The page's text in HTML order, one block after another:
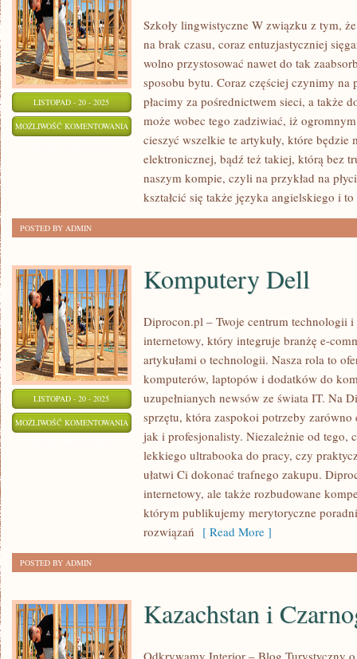
LISTOPAD - 20 - 2025
MOŻLIWOŚĆ KOMENTOWANIA SZKOŁY
JĘZYKOWE
Szkoły lingwistyczne W związku z tym,
na brak czasu, coraz entuzjastyczniej
wolno przystosować nawet do tak
sposobu bytu. Coraz częściej czynimy na
płacimy za pośrednictwem sieci, a także
może wobec tego zadziwiać, iż
cieszyć wszelkie te artykuły, które będzie
elektronicznej, bądź też takiej, którą bez
naszym kompie, czyli na przykład na
kształcić się także języka angielskiego i
POSTED BY ADMIN
LISTOPAD - 20 - 2025
MOŻLIWOŚĆ KOMENTOWANIA KOMPUTERY
DELL
Komputery Dell
Diprocon.pl – Twoje centrum technologii
internetowy, który integruje branżę e-
artykułami o technologii. Nasza rola to
komputerów, laptopów i dodatków do
uzupełnianych newsów ze świata IT. Na
sprzętu, która zaspokoi potrzeby
jak i profesjonalisty. Niezależnie od tego,
lekkiego ultrabooka do pracy, czy
ułatwi Ci dokonać trafnego zakupu.
internetowy, ale także rozbudowane
którym publikujemy merytoryczne
rozwiązań [ Read More ]
POSTED BY ADMIN
Kazachstan i
Odkrywamy Interior – Blog Turystyczny